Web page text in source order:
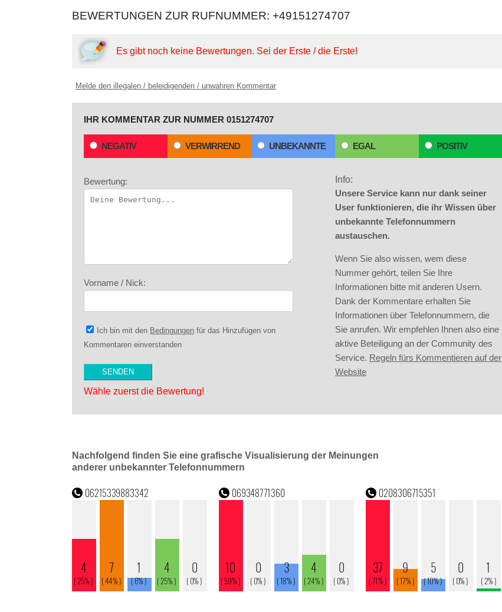
BEWERTUNGEN ZUR RUFNUMMER: +49151274707
Es gibt noch keine Bewertungen. Sei der Erste / die Erste!
Melde den illegalen / beleidigenden / unwahren Kommentar
IHR KOMMENTAR ZUR NUMMER 0151274707
NEGATIV VERWIRREND UNBEKANNTE EGAL POSITIV
Bewertung:
Vorname / Nick:
Ich bin mit den Bedingungen für das Hinzufügen von
Kommentaren einverstanden
Wähle zuerst die Bewertung!
Info:
Unsere Service kann nur dank seiner
User funktionieren, die ihr Wissen über
unbekannte Telefonnummern
austauschen.
Wenn Sie also wissen, wem diese
Nummer gehört, teilen Sie Ihre
Informationen bitte mit anderen Usern.
Dank der Kommentare erhalten Sie
Informationen über Telefonnummern, die
Sie anrufen. Wir empfehlen Ihnen also eine
aktive Beteiligung an der Community des
Service. Regeln fürs Kommentieren auf der
Website
Nachfolgend finden Sie eine grafische Visualisierung der Meinungen
anderer unbekannter Telefonnummern